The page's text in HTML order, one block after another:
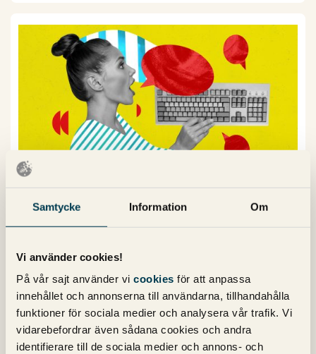
Samtycke Information Om
Vi använder cookies!
På vår sajt använder vi cookies för att anpassa
innehållet och annonserna till användarna, tillhandahålla
funktioner för sociala medier och analysera vår trafik. Vi
vidarebefordrar även sådana cookies och andra
identifierare till de sociala medier och annons- och
Därför gör forumen comeback på
Google
comeback på Google, med Reddit i spetsen. Varför har
det blivit så och hur kommer det att se ut i framtiden?
15 oktober 2024
Kommentarer (0)
SEO,Sociala medier